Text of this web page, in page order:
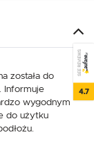
została do
Informuje
wygodnym
do użytku
SEE REVIEWS
4.7